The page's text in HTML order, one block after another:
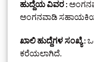
ಹುದ್ದೆಯ ವಿವರ :
ಅಂಗನವಾಡಿ
ಖಾಲಿ ಹುದ್ದೆಗಳ ಸಂಖ್ಯೆ :
ಕರೆಯಲಾಗಿದೆ.